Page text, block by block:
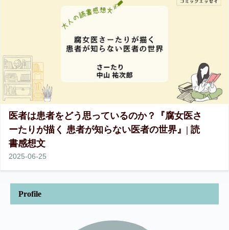
2025-06-25
医者は患者をどう思っているのか？『腐女医さ
ーたりが描く 患者が知らない医者の世界』| 読
書感想文
Profile